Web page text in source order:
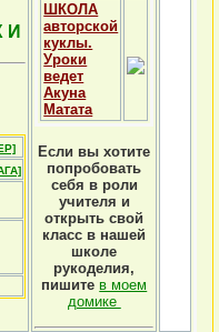
И
ШКОЛА
авторской
куклы.
Уроки
ведет
Акуна
Матата
Если вы хотите
попробовать
себя в роли
учителя и
открыть свой
класс в нашей
школе
рукоделия,
пишите в моем
домике